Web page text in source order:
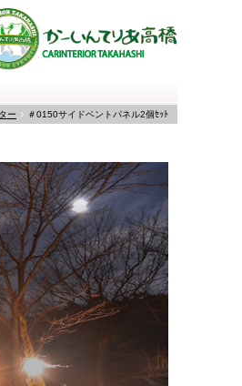
ー ＃0150サイドベントパネル2個ｾｯﾄ